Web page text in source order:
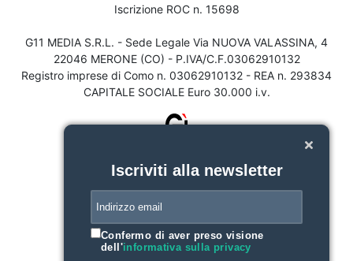
Iscrizione ROC n. 15698
G11 MEDIA S.R.L. - Sede Legale Via NUOVA VALASSINA, 4
22046 MERONE (CO) - P.IVA/C.F.03062910132
Registro imprese di Como n. 03062910132 - REA n. 293834
CAPITALE SOCIALE Euro 30.000 i.v.
Iscriviti alla newsletter
Confermo di aver preso visione
dell'informativa sulla privacy